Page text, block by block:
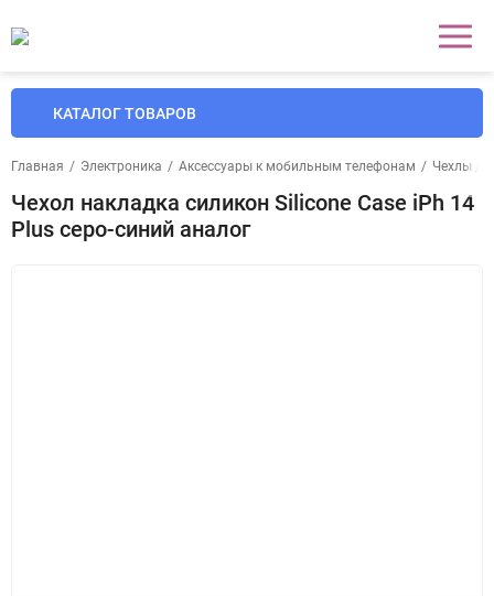
КАТАЛОГ ТОВАРОВ
Главная / Электроника / Аксессуары к мобильным телефонам / Чехлы
Чехол накладка силикон Silicone Case iPh 14
Plus серо-синий аналог